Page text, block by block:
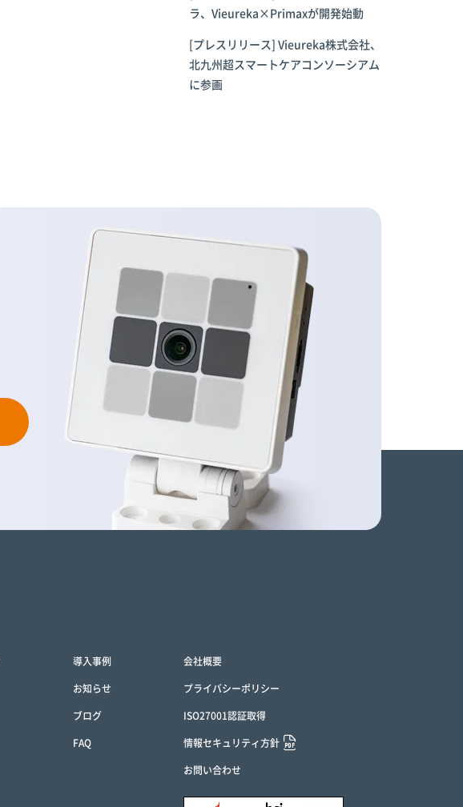
ラ、Vieureka×Primaxが開発始動
[プレスリリース] Vieureka株式会社、
北九州超スマートケアコンソーシアム
に参画
導入事例
お知らせ
ブログ
FAQ
会社概要
プライバシーポリシー
ISO27001認証取得
情報セキュリティ方針
お問い合わせ